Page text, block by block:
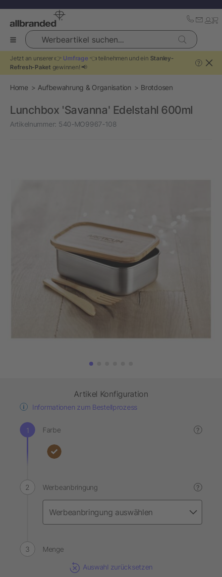
Werbeartikel suchen...
Jetzt an unserer 👉 Umfrage👈 teilnehmen und ein Stanley-
Refresh-Paket gewinnen! 📢
?
Home Aufbewahrung & Organisation Brotdosen
Lunchbox 'Savanna' Edelstahl 600ml
Artikelnummer: 540-MO9967-108
Artikel Konfiguration
Informationen zum Bestellprozess
Farbe ?
Werbeanbringung ?
Menge
Auswahl zurücksetzen